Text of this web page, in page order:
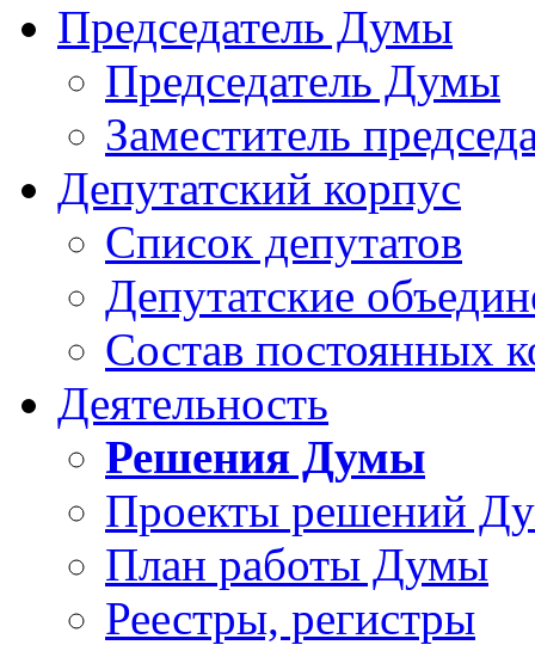
Председатель Думы
Председатель Думы
Заместитель
Депутатский корпус
Список депутатов
Депутатские
Состав постоянных
Деятельность
Решения Думы
Проекты решений
План работы Думы
Реестры, регистры